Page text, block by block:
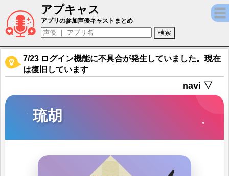
アプキャス
琉胡（声優：門脇舞以)【剣が刻】キャラ紹介
アプリの参加声優キャストまとめ
7/23 ログイン機能に不具合が発生していました。現在
は復旧しています
navi ▽
琉胡